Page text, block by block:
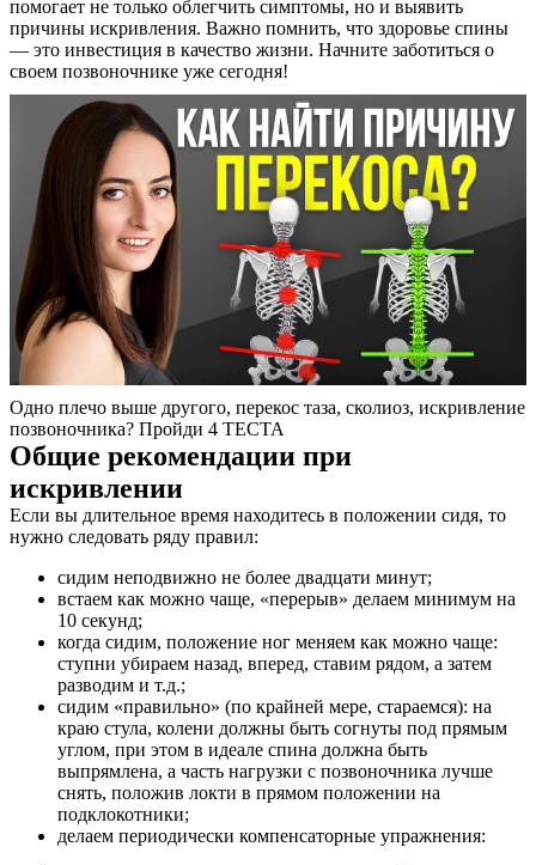
помогает не только облегчить симптомы, но и выявить
причины искривления. Важно помнить, что здоровье спины
— это инвестиция в качество жизни. Начните заботиться о
своем позвоночнике уже сегодня!
Одно плечо выше другого, перекос таза, сколиоз, искривление
позвоночника? Пройди 4 ТЕСТА
Общие рекомендации при
искривлении
Если вы длительное время находитесь в положении сидя, то
нужно следовать ряду правил:
сидим неподвижно не более двадцати минут;
встаем как можно чаще, «перерыв» делаем минимум на
10 секунд;
когда сидим, положение ног меняем как можно чаще:
ступни убираем назад, вперед, ставим рядом, а затем
разводим и т.д.;
сидим «правильно» (по крайней мере, стараемся): на
краю стула, колени должны быть согнуты под прямым
углом, при этом в идеале спина должна быть
выпрямлена, а часть нагрузки с позвоночника лучше
снять, положив локти в прямом положении на
подклокотники;
делаем периодически компенсаторные упражнения: